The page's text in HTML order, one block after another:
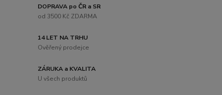
DOPRAVA po ČR a SR
od 3500 Kč ZDARMA
14 LET NA TRHU
Ověřený prodejce
ZÁRUKA a KVALITA
U všech produktů